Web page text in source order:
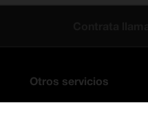
Otros servicios